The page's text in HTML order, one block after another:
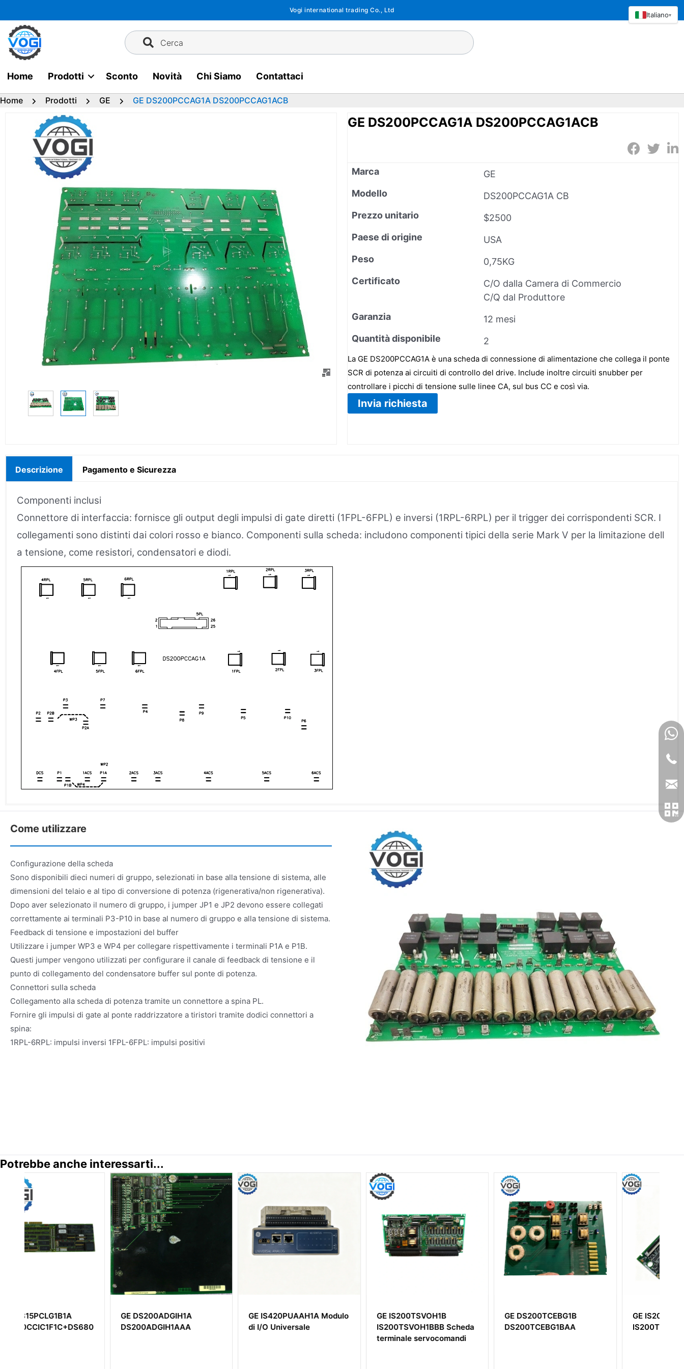
al
contenuto
Vogi international trading Co., Ltd
Cerca
Home Prodotti Sconto Novità Chi Siamo Contattaci
Home Prodotti GE GE DS200PCCAG1A DS200PCCAG1ACB
GE DS200PCCAG1A DS200PCCAG1ACB
Marca
GE
Modello
DS200PCCAG1A CB
Prezzo unitario
$2500
Paese di origine
USA
Peso
0,75KG
Certificato
C/O dalla Camera di Commercio
C/Q dal Produttore
Garanzia
12 mesi
Quantità disponibile
2
La GE DS200PCCAG1A è una scheda di connessione di alimentazione che collega il ponte
SCR di potenza ai circuiti di controllo del drive. Include inoltre circuiti snubber per
controllare i picchi di tensione sulle linee CA, sul bus CC e così via.
Invia richiesta
Descrizione Pagamento e Sicurezza
Componenti inclusi
Connettore di interfaccia: fornisce gli output degli impulsi di gate diretti (1FPL-6FPL) e inversi (1RPL-6RPL) per il trigger dei corrispondenti SCR. I
collegamenti sono distinti dai colori rosso e bianco. Componenti sulla scheda: includono componenti tipici della serie Mark V per la limitazione dell
a tensione, come resistori, condensatori e diodi.
Come utilizzare
Configurazione della scheda
Sono disponibili dieci numeri di gruppo, selezionati in base alla tensione di sistema, alle
dimensioni del telaio e al tipo di conversione di potenza (rigenerativa/non rigenerativa).
Dopo aver selezionato il numero di gruppo, i jumper JP1 e JP2 devono essere collegati
correttamente ai terminali P3-P10 in base al numero di gruppo e alla tensione di sistema.
Feedback di tensione e impostazioni del buffer
Utilizzare i jumper WP3 e WP4 per collegare rispettivamente i terminali P1A e P1B.
Questi jumper vengono utilizzati per configurare il canale di feedback di tensione e il
punto di collegamento del condensatore buffer sul ponte di potenza.
Connettori sulla scheda
Collegamento alla scheda di potenza tramite un connettore a spina PL.
Fornire gli impulsi di gate al ponte raddrizzatore a tiristori tramite dodici connettori a
spina:
1RPL-6RPL: impulsi inversi 1FPL-6FPL: impulsi positivi
Potrebbe anche interessarti...
GE DS200ADGIH1A
DS200ADGIH1AAA
GE IS420PUAAH1A Modulo
di I/O Universale
GE IS200TSVOH1B
IS200TSVOH1BBB Scheda
terminale servocomandi
GE DS200TCEBG1B
DS200TCEBG1BAA
GE IS200TBAIH1C
IS200TBAIH1CCC
Italiano▾